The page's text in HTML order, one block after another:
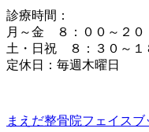
診療時間：
月～金 ８：００～２０
土・日祝 ８：３０～１
定休日：毎週木曜日
まえだ整骨院フェイスブ